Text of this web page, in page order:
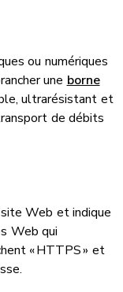
ou numériques
une borne
ultrarésistant et
de débits
Web et indique
Web qui
« HTTPS » et